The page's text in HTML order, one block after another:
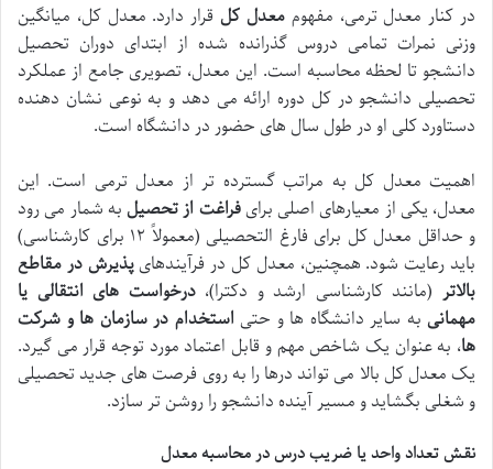
در کنار معدل ترمی، مفهوممعدل کل قرار دارد. معدل کل، میانگین
وزنی نمرات تمامی دروس گذرانده شده از ابتدای دوران تحصیل
دانشجو تا لحظه محاسبه است. این معدل، تصویری جامع از عملکرد
تحصیلی دانشجو در کل دوره ارائه می دهد و به نوعی نشان دهنده
دستاورد کلی او در طول سال های حضور در دانشگاه است.
اهمیت معدل کل به مراتب گسترده تر از معدل ترمی است. این
معدل، یکی از معیارهای اصلی برایفراغت از تحصیل به شمار می رود
و حداقل معدل کل برای فارغ التحصیلی (معمولاً ۱۲ برای کارشناسی)
باید رعایت شود. همچنین، معدل کل در فرآیندهایپذیرش در مقاطع
بالاتر(مانند کارشناسی ارشد و دکترا)،درخواست های انتقالی یا
مهمانی به سایر دانشگاه ها و حتی استخدام در سازمان ها و شرکت
ها، به عنوان یک شاخص مهم و قابل اعتماد مورد توجه قرار می گیرد.
یک معدل کل بالا می تواند درها را به روی فرصت های جدید تحصیلی
و شغلی بگشاید و مسیر آینده دانشجو را روشن تر سازد.
نقش تعداد واحد یا ضریب درس در محاسبه معدل